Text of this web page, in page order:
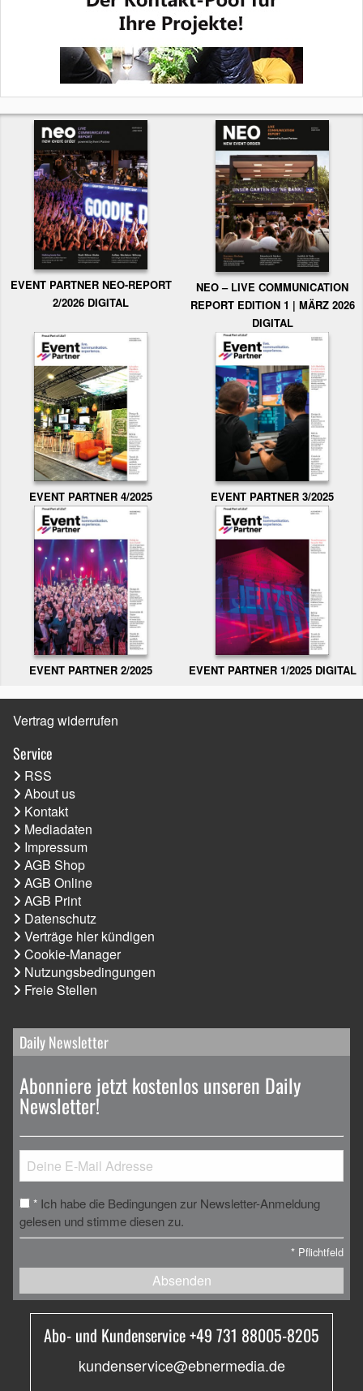
EVENT PARTNER NEO-REPORT
2/2026 DIGITAL
NEO – LIVE COMMUNICATION
REPORT EDITION 1 | MÄRZ 2026
DIGITAL
EVENT PARTNER 4/2025 EVENT PARTNER 3/2025
EVENT PARTNER 2/2025 EVENT PARTNER 1/2025 DIGITAL
Vertrag widerrufen
Service
RSS
About us
Kontakt
Mediadaten
Impressum
AGB Shop
AGB Online
AGB Print
Datenschutz
Verträge hier kündigen
Cookie-Manager
Nutzungsbedingungen
Freie Stellen
Daily Newsletter
Abonniere jetzt kostenlos unseren Daily
Newsletter!
* Ich habe die Bedingungen zur Newsletter-Anmeldung
gelesen und stimme diesen zu.
* Pflichtfeld
Absenden
Abo- und Kundenservice +49 731 88005-8205
kundenservice@ebnermedia.de